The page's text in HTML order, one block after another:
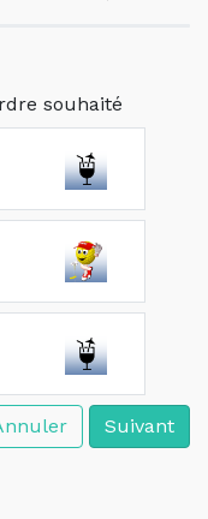
souhaité
Suivant